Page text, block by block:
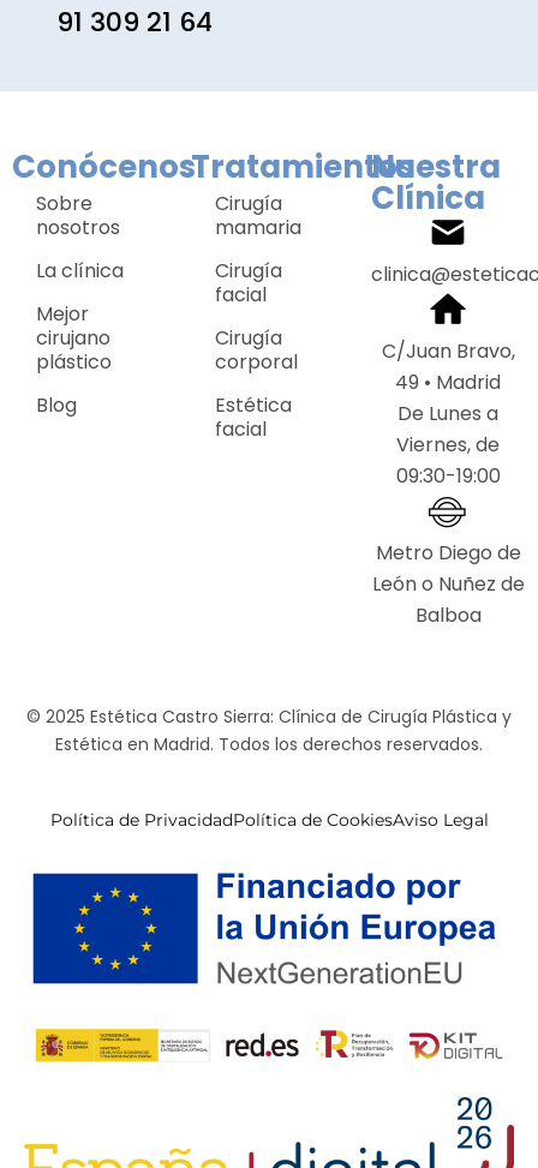
91 309 21 64
Conócenos
Sobre
nosotros
La clínica
Mejor
cirujano
plástico
Blog
Tratamientos
Cirugía
mamaria
Cirugía
facial
Cirugía
corporal
Estética
facial
Nuestra
Clínica
C/Juan Bravo,
49 • Madrid
De Lunes a
Viernes, de
09:30-19:00
Metro Diego de
León o Nuñez de
Balboa
© 2025 Estética Castro Sierra: Clínica de Cirugía Plástica y
Estética en Madrid. Todos los derechos reservados.
Política de PrivacidadPolítica de CookiesAviso Legal